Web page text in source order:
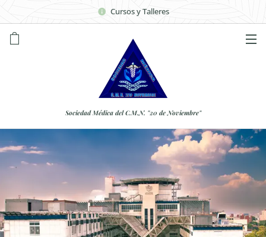
Cursos y Talleres
Sociedad Médica del C.M.N. "20 de Noviembre"